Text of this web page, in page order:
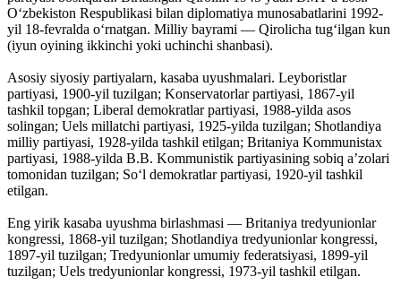
Oʻzbekiston Respublikasi bilan diplomatiya munosabatlarini 1992-
yil 18-fevralda oʻrnatgan. Milliy bayrami — Qirolicha tugʻilgan kun
(iyun oyining ikkinchi yoki uchinchi shanbasi).
Asosiy siyosiy partiyalarn, kasaba uyushmalari. Leyboristlar
partiyasi, 1900-yil tuzilgan; Konservatorlar partiyasi, 1867-yil
tashkil topgan; Liberal demokratlar partiyasi, 1988-yilda asos
solingan; Uels millatchi partiyasi, 1925-yilda tuzilgan; Shotlandiya
milliy partiyasi, 1928-yilda tashkil etilgan; Britaniya Kommunistax
partiyasi, 1988-yilda B.B. Kommunistik partiyasining sobiq aʼzolari
tomonidan tuzilgan; Soʻl demokratlar partiyasi, 1920-yil tashkil
etilgan.
Eng yirik kasaba uyushma birlashmasi — Britaniya tredyunionlar
kongressi, 1868-yil tuzilgan; Shotlandiya tredyunionlar kongressi,
1897-yil tuzilgan; Tredyunionlar umumiy federatsiyasi, 1899-yil
tuzilgan; Uels tredyunionlar kongressi, 1973-yil tashkil etilgan.